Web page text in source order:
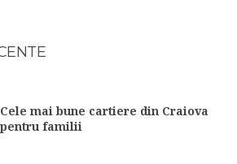
Cele mai bune cartiere din Craiova
pentru familii